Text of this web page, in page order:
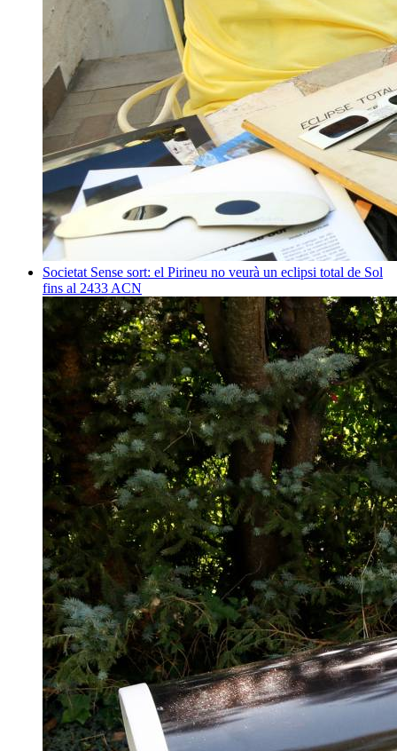
Societat Sense sort: el Pirineu no veurà un eclipsi total de Sol
fins al 2433 ACN